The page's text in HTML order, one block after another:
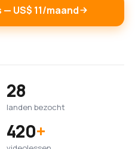
US$ 11/maand
28
landen bezocht
420+